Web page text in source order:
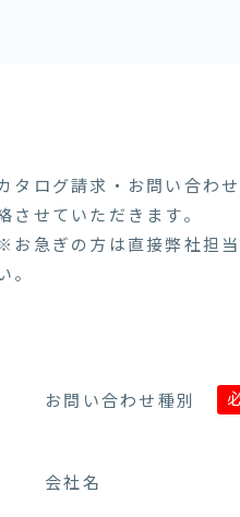
タログ請求・お問い合わ
させていただきます。
お急ぎの方は直接弊社担
。
お問い合わせ種別
会社名